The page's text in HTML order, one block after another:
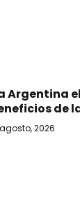
Argentina
de
2026